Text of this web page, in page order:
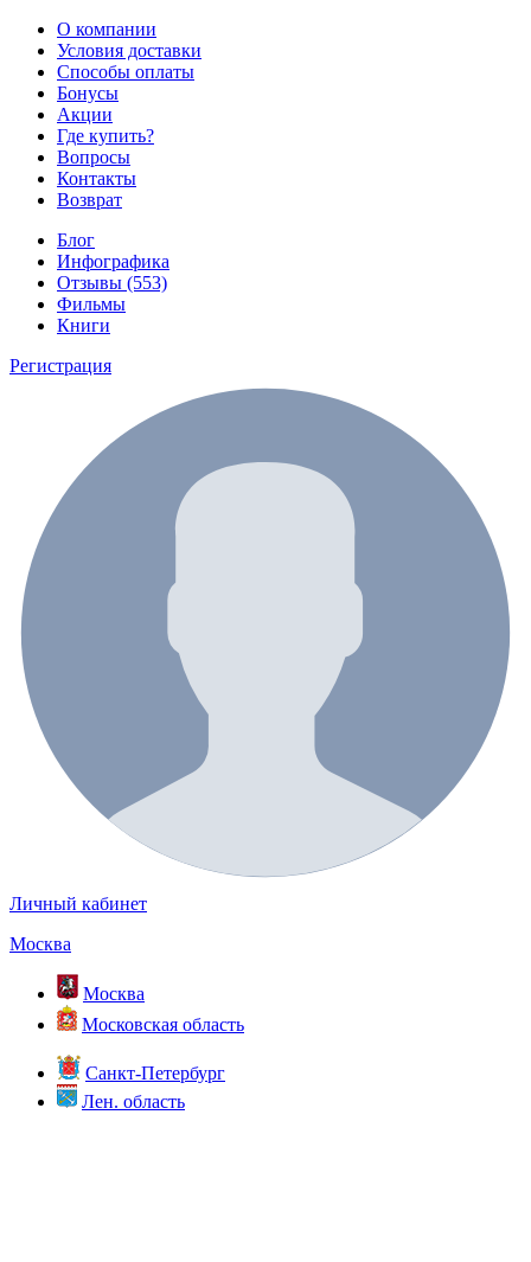
О компании
Условия доставки
Способы оплаты
Бонусы
Акции
Где купить?
Вопросы
Контакты
Возврат
Блог
Инфографика
Отзывы (553)
Фильмы
Книги
Регистрация
Личный кабинет
Москва
Москва
Московская область
Санкт-Петербург
Лен. область